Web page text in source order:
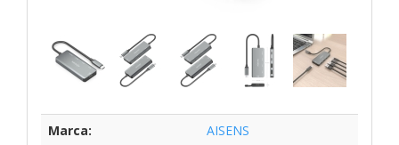
Marca:
AISENS